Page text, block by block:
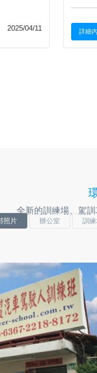
2025/04/11 詳細
全新的訓練場、駕
照片 辦公室 訓